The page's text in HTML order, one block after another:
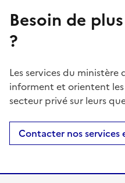
Besoin de
?
Les services du ministère
informent et orientent
secteur privé sur leurs
Contacter nos services